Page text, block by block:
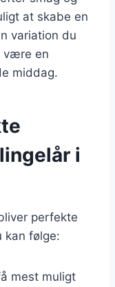
at skabe en
variation du
være en
middag.
i
perfekte
kan følge:
mest muligt